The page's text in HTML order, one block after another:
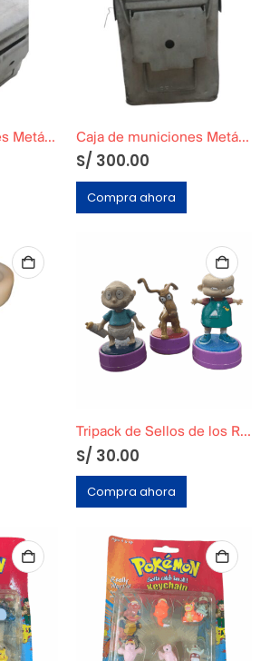
Caja de municiones Metálica Mediana Caja de municiones Metálica
S/ 300.00
Compra ahora
Tripack de Sellos de los Rugrats
S/ 30.00
Compra ahora